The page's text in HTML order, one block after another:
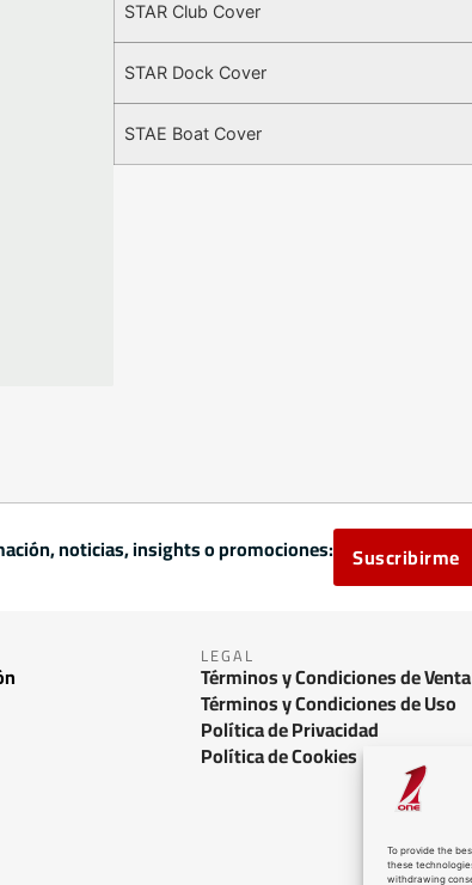
To provide the
these
withdrawing
STAR Club Cover
STAR Dock Cover
STAE Boat Cover
noticias, insights o promociones: Suscribirme
LEGAL
Términos y Condiciones de Venta
Términos y Condiciones de Uso
Política de Privacidad
Política de Cookies